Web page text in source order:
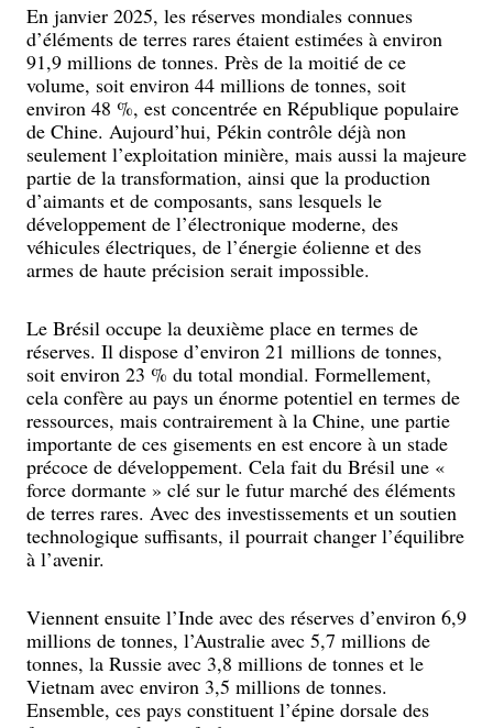
En janvier 2025, les réserves mondiales connues
d’éléments de terres rares étaient estimées à environ
91,9 millions de tonnes. Près de la moitié de ce
volume, soit environ 44 millions de tonnes, soit
environ 48 %, est concentrée en République populaire
de Chine. Aujourd’hui, Pékin contrôle déjà non
seulement l’exploitation minière, mais aussi la majeure
partie de la transformation, ainsi que la production
d’aimants et de composants, sans lesquels le
développement de l’électronique moderne, des
véhicules électriques, de l’énergie éolienne et des
armes de haute précision serait impossible.
Le Brésil occupe la deuxième place en termes de
réserves. Il dispose d’environ 21 millions de tonnes,
soit environ 23 % du total mondial. Formellement,
cela confère au pays un énorme potentiel en termes de
ressources, mais contrairement à la Chine, une partie
importante de ces gisements en est encore à un stade
précoce de développement. Cela fait du Brésil une «
force dormante » clé sur le futur marché des éléments
de terres rares. Avec des investissements et un soutien
technologique suffisants, il pourrait changer l’équilibre
à l’avenir.
Viennent ensuite l’Inde avec des réserves d’environ 6,9
millions de tonnes, l’Australie avec 5,7 millions de
tonnes, la Russie avec 3,8 millions de tonnes et le
Vietnam avec environ 3,5 millions de tonnes.
Ensemble, ces pays constituent l’épine dorsale des